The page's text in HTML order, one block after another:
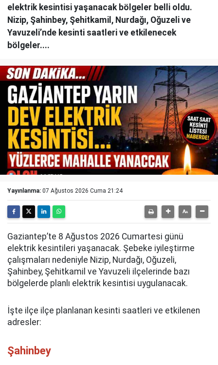
elektrik kesintisi yaşanacak bölgeler belli oldu.
Nizip, Şahinbey, Şehitkamil, Nurdağı, Oğuzeli ve
Yavuzeli’nde kesinti saatleri ve etkilenecek
bölgeler....
Yayınlanma: 07 Ağustos 2026 Cuma 21:24
Gaziantep’te 8 Ağustos 2026 Cumartesi günü
elektrik kesintileri yaşanacak. Şebeke iyileştirme
çalışmaları nedeniyle Nizip, Nurdağı, Oğuzeli,
Şahinbey, Şehitkamil ve Yavuzeli ilçelerinde bazı
bölgelerde planlı elektrik kesintisi uygulanacak.
İşte ilçe ilçe planlanan kesinti saatleri ve etkilenen
adresler:
Şahinbey